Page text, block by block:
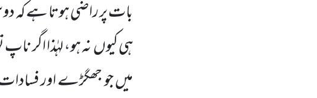
بات پر راضی ہوتا ہے کہ
ہی کیوںنہ ہو، لہٰذا اگر
میں جو جھگڑے اور